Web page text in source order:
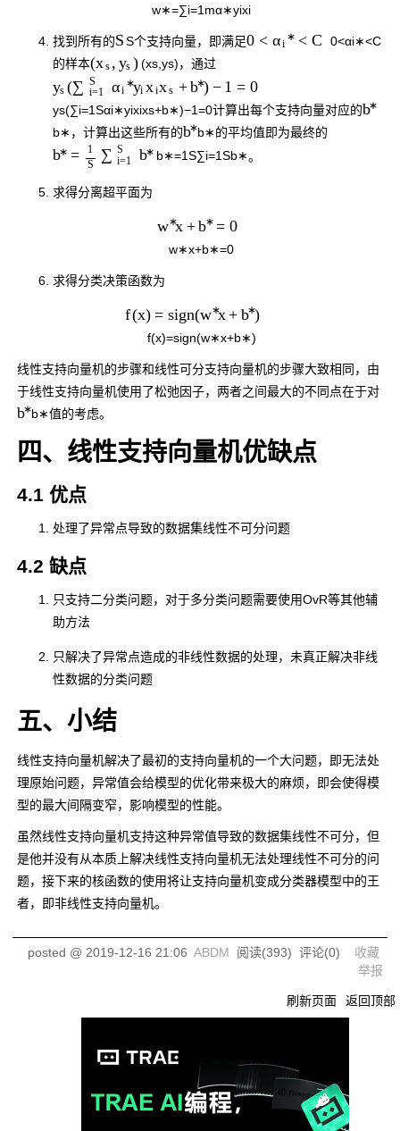
w∗=∑i=1 mα∗yixi
找到所有的SS个支持向量，即满足0 < αi
∗ < C 0<αi∗<C
的样本(xs , ys )(xs, ys)，通过
ys (∑ S
i=1 αi
∗yi xixs +b∗) − 1 = 0
ys(∑i=1Sαi∗yixixs+b∗)−1=0计算出每个支持向量对应的b∗
b∗ ，计算出这些所有的b∗b∗的平均值即为最终的
b∗ =
1
S
∑ S
i=1 b∗ b∗=1S∑i=1Sb∗。
求得分离超平面为
w∗x +b∗ = 0
w∗x+b∗=0
求得分类决策函数为
f(x) = sign(w∗x+ b∗)
f(x)=sign(w∗x+b∗)
线性支持向量机的步骤和线性可分支持向量机的步骤大致相同，由
于线性支持向量机使用了松弛因子，两者之间最大的不同点在于对
b∗b∗值的考虑。
四、线性支持向量机优缺点
4.1 优点
处理了异常点导致的数据集线性不可分问题
4.2 缺点
只支持二分类问题，对于多分类问题需要使用OvR等其他辅
助方法
只解决了异常点造成的非线性数据的处理，未真正解决非线
性数据的分类问题
五、小结
线性支持向量机解决了最初的支持向量机的一个大问题，即无法处
理原始问题，异常值会给模型的优化带来极大的麻烦，即会使得模
型的最大间隔变窄，影响模型的性能。
虽然线性支持向量机支持这种异常值导致的数据集线性不可分，但
是他并没有从本质上解决线性支持向量机无法处理线性不可分的问
题，接下来的核函数的使用将让支持向量机变成分类器模型中的王
者，即非线性支持向量机。
posted @ 2019-12-16 21:06 ABDM 阅读(393) 评论(0) 收藏
举报
刷新页面 返回顶部